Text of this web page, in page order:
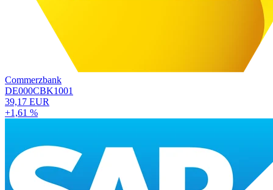
Commerzbank
DE000CBK1001
39,17 EUR
+1,61 %